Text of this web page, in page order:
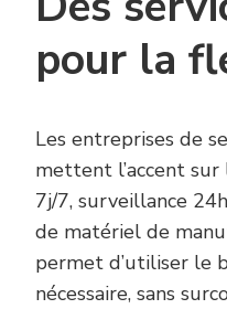
pour la
Les entreprises de
mettent l’accent
7j/7, surveillance
de matériel de
permet d’utiliser le
nécessaire, sans